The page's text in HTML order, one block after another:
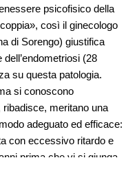
psicofisico della
così il ginecologo
di Sorengo) giustifica
dell’endometriosi (28
su questa patologia.
si conoscono
meritano una
adeguato ed efficace:
con eccessivo ritardo e
prima che vi si giunga
troppo lungo che